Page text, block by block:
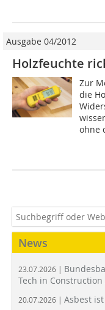
Ausgabe 04/2012
Holzfeuchte
Zur
die
ohne
News
23.07.2026 |
Tech in
20.07.2026 | Asbest